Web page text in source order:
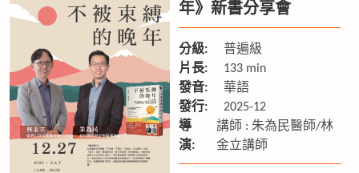
年》新書分享會
分級:
普遍級
片長:
133 min
發音:
華語
發行:
2025-12
導
演:
講師 : 朱為民醫師/林
金立講師